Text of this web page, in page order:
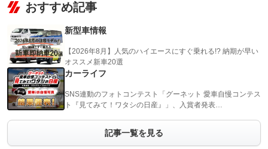
おすすめ記事
新型車情報
【2026年8月】人気のハイエースにすぐ乗れる!? 納期が早い
オススメ新車20選
カーライフ
SNS連動のフォトコンテスト「グーネット 愛車自慢コンテス
ト『見てみて！ワタシの日産』」、入賞者発表…
記事一覧を見る